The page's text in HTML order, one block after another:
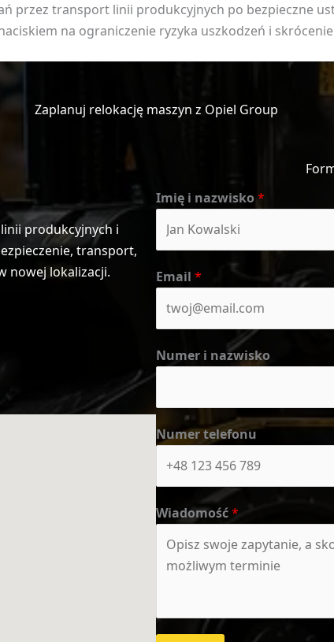
przez transport linii produkcyjnych po bezpieczne
na ograniczenie ryzyka uszkodzeń i
Zaplanuj relokację maszyn z Opiel Group
produkcyjnych i
transport,
nowej lokalizacji.
Imię i nazwisko*
Email *
Numer i nazwisko
Numer telefonu
Wiadomość*